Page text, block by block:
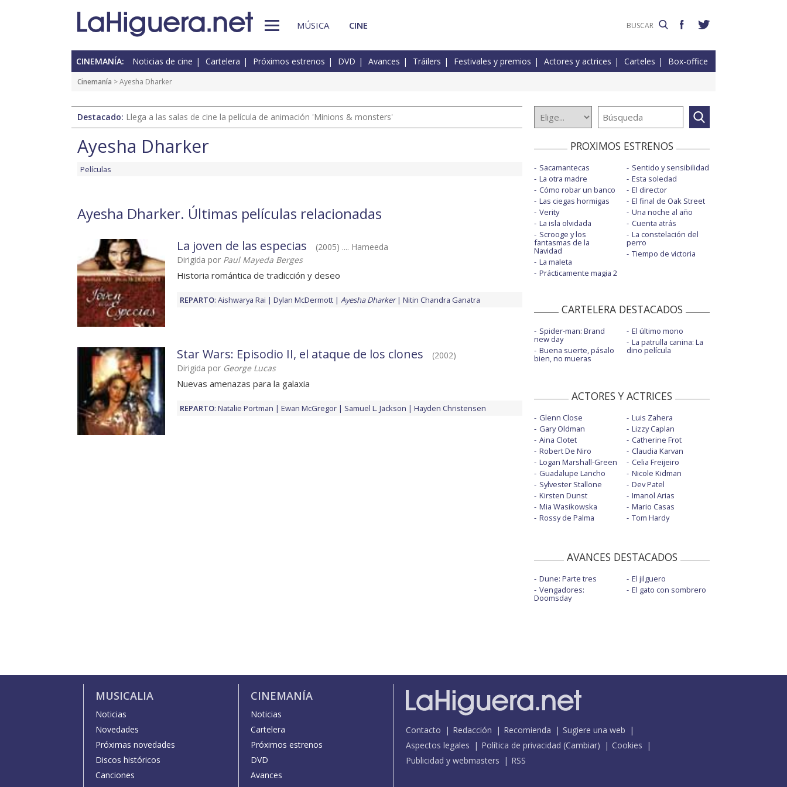
MÚSICA CINE
CINEMANÍA: Noticias de cine Cartelera Próximos estrenos DVD Avances Tráilers Festivales y premios Actores y actrices Carteles Box-office
Cinemanía > Ayesha Dharker
Destacado: Llega a las salas de cine la película de animación 'Minions & monsters'
Ayesha Dharker
Películas
Ayesha Dharker. Últimas películas relacionadas
La joven de las especias
(2005) .... Hameeda
Dirigida por Paul Mayeda Berges
Historia romántica de tradicción y deseo
REPARTO: Aishwarya Rai Dylan McDermott Ayesha Dharker Nitin Chandra Ganatra
Star Wars: Episodio II, el ataque de los clones
(2002)
Dirigida por George Lucas
Nuevas amenazas para la galaxia
REPARTO: Natalie Portman Ewan McGregor Samuel L. Jackson Hayden Christensen
PROXIMOS ESTRENOS
Sacamantecas
La otra madre
Cómo robar un banco
Las ciegas hormigas
Verity
La isla olvidada
Scrooge y los
fantasmas de la
Navidad
La maleta
Prácticamente magia 2
Sentido y sensibilidad
Esta soledad
El director
El final de Oak Street
Una noche al año
Cuenta atrás
La constelación del
perro
Tiempo de victoria
CARTELERA DESTACADOS
Spider-man: Brand
new day
Buena suerte, pásalo
bien, no mueras
El último mono
La patrulla canina: La
dino película
ACTORES Y ACTRICES
Glenn Close
Gary Oldman
Aina Clotet
Robert De Niro
Logan Marshall-Green
Guadalupe Lancho
Sylvester Stallone
Kirsten Dunst
Mia Wasikowska
Rossy de Palma
Luis Zahera
Lizzy Caplan
Catherine Frot
Claudia Karvan
Celia Freijeiro
Nicole Kidman
Dev Patel
Imanol Arias
Mario Casas
Tom Hardy
AVANCES DESTACADOS
Dune: Parte tres
Vengadores:
Doomsday
El jilguero
El gato con sombrero
MUSICALIA
Noticias
Novedades
Próximas novedades
Discos históricos
Canciones
CINEMANÍA
Noticias
Cartelera
Próximos estrenos
DVD
Avances
Contacto Redacción Recomienda
Sugiere una web
Aspectos legales
Política de privacidad (Cambiar)
Cookies
Publicidad y webmasters
RSS